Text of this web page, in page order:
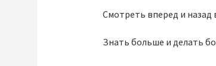
Смотреть вперед и назад
Знать больше и делать